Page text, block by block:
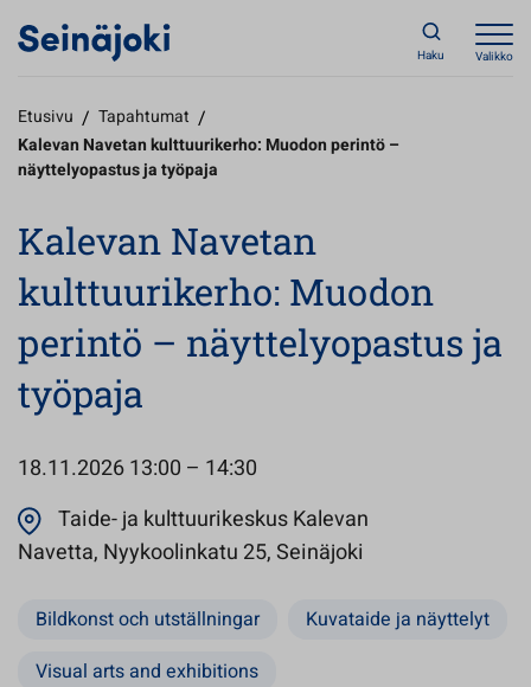
Haku Valikko
Etusivu / Tapahtumat /
Kalevan Navetan kulttuurikerho: Muodon perintö –
näyttelyopastus ja työpaja
Kalevan Navetan
kulttuurikerho: Muodon
perintö – näyttelyopastus ja
työpaja
18.11.202613:00 – 14:30
Taide- ja kulttuurikeskus Kalevan
Navetta, Nyykoolinkatu 25, Seinäjoki
Bildkonst och utställningar
Kuvataide ja näyttelyt
Visual arts and exhibitions